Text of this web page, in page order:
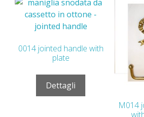
0014 jointed handle with
plate
Dettagli
M014